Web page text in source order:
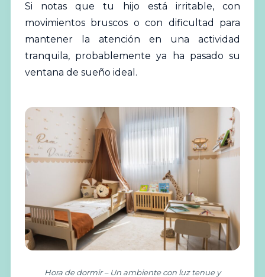
Si notas que tu hijo está irritable, con
movimientos bruscos o con dificultad para
mantener la atención en una actividad
tranquila, probablemente ya ha pasado su
ventana de sueño ideal.
Hora de dormir – Un ambiente con luz tenue y